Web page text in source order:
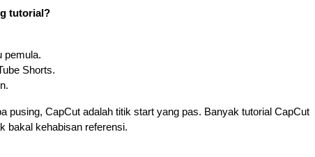
tutorial?
pemula.
Shorts.
pusing, CapCut adalah titik start yang pas. Banyak tutorial CapCut
bakal kehabisan referensi.